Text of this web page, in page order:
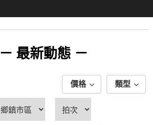
－ 最新動態 －
價格 類型